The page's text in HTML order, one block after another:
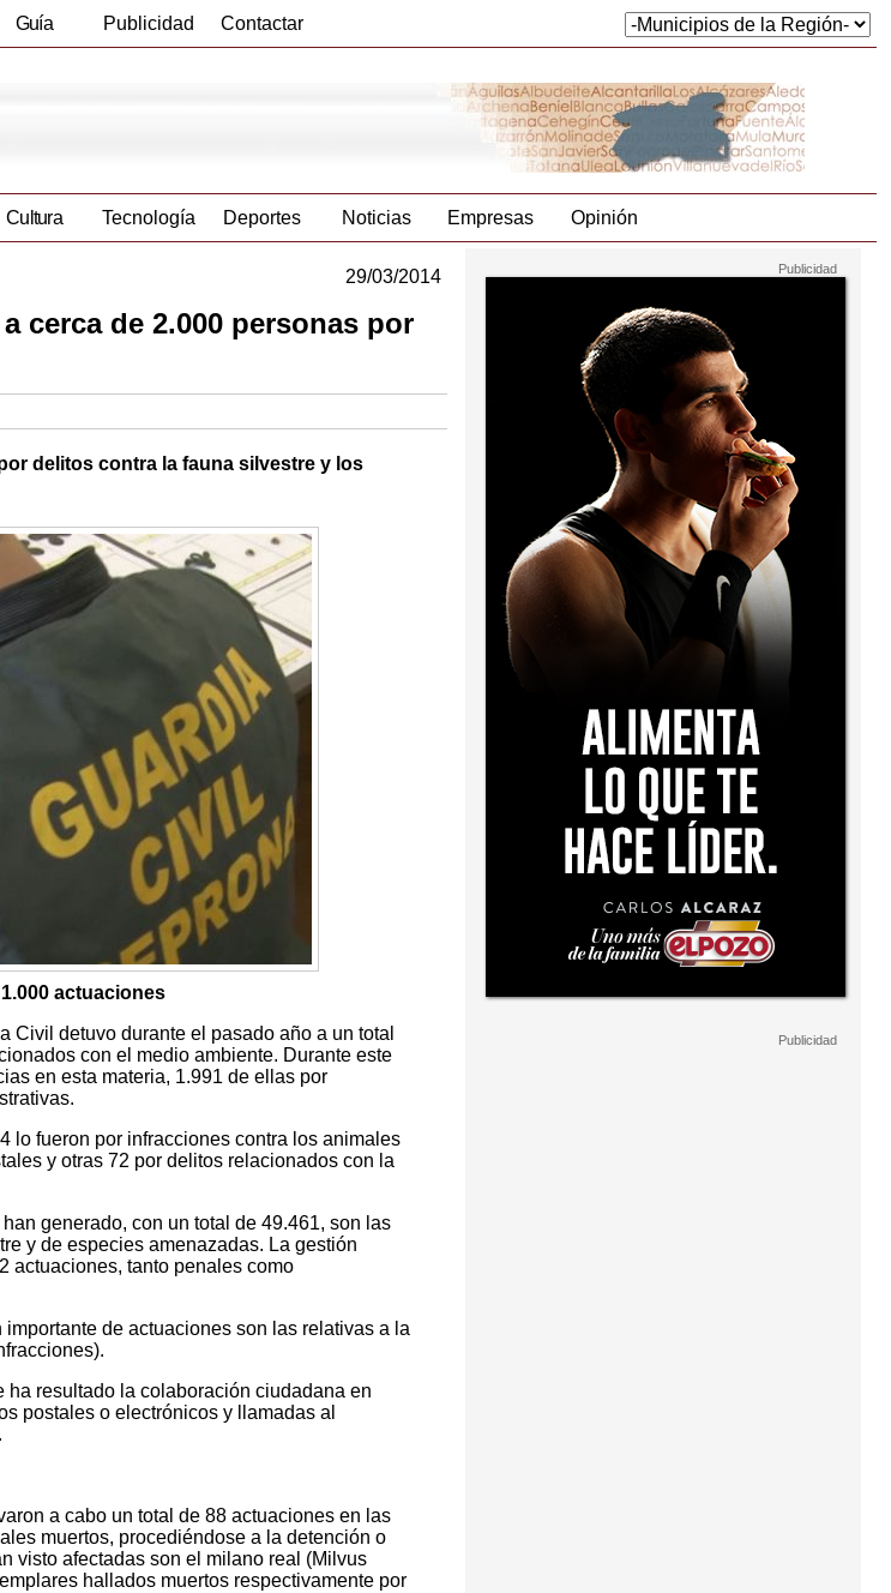
Guía Publicidad Contactar
Cultura Tecnología Deportes Noticias Empresas Opinión
29/03/2014
cerca de 2.000 personas por
delitos contra la fauna silvestre y los
actuaciones
Civil detuvo durante el pasado año a un total
con el medio ambiente. Durante este
en esta materia, 1.991 de ellas por
lo fueron por infracciones contra los animales
y otras 72 por delitos relacionados con la
generado, con un total de 49.461, son las
y de especies amenazadas. La gestión
actuaciones, tanto penales como
de actuaciones son las relativas a la
resultado la colaboración ciudadana en
postales o electrónicos y llamadas al
a cabo un total de 88 actuaciones en las
muertos, procediéndose a la detención o
visto afectadas son el milano real (Milvus
hallados muertos respectivamente por